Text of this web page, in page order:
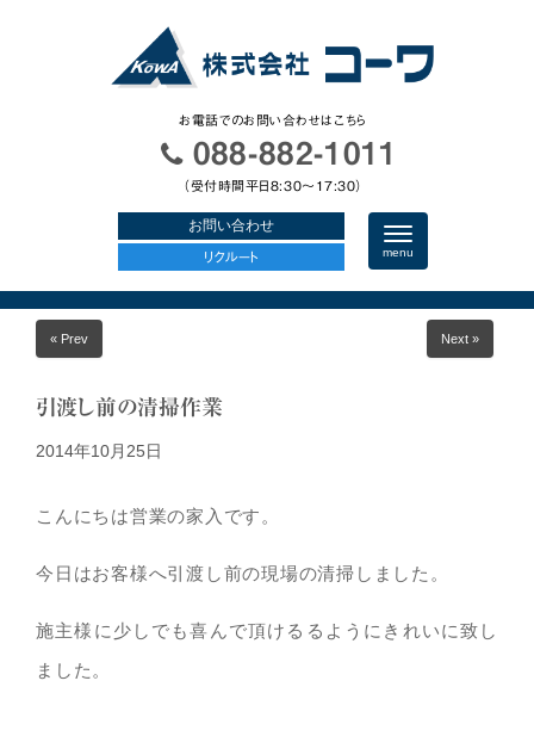
お電話でのお問い合わせはこちら
088-882-1011
（受付時間平日8:30〜17:30）
お問い合わせ
リクルート
N
a
v
i
g
menu
« Prev Next »
引渡し前の清掃作業
2014年10月25日
こんにちは営業の家入です。
今日はお客様へ引渡し前の現場の清掃しました。
施主様に少しでも喜んで頂けるるようにきれいに致し
ました。